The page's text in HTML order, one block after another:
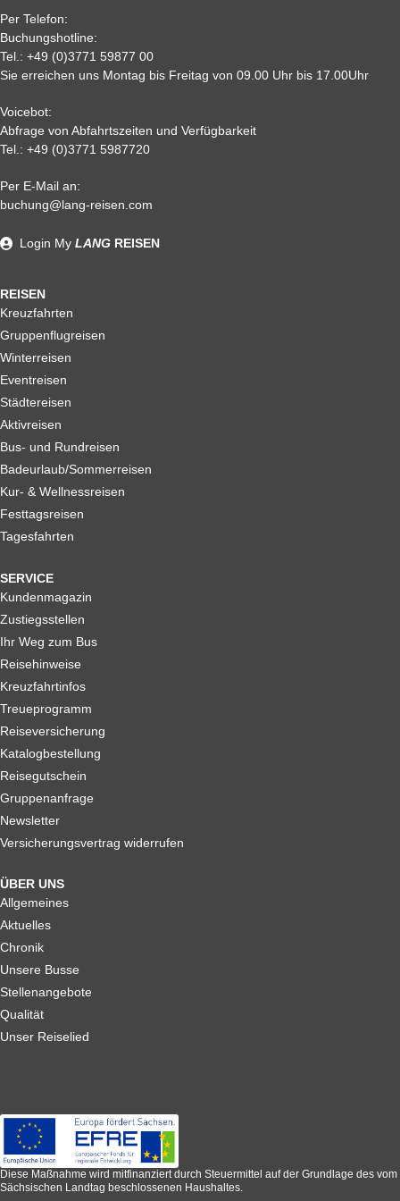
Alle weiteren Stronierungsbedingungen entnehmen Sie bitte
Reiserücktrittskostenversicherung
Per Telefon:
Buchungshotline:
Tel.: +49 (0)3771 59877 00
Sie erreichen uns Montag bis Freitag von 09.00 Uhr bis 17.00Uhr
Voicebot:
Abfrage von Abfahrtszeiten und Verfügbarkeit
Tel.: +49 (0)3771 5987720
Per E-Mail an:
buchung@lang-reisen.com
REISEN
Kreuzfahrten
Gruppenflugreisen
Winterreisen
Eventreisen
Städtereisen
Aktivreisen
Bus- und Rundreisen
Badeurlaub/Sommerreisen
Kur- & Wellnessreisen
Festtagsreisen
Tagesfahrten
SERVICE
Kundenmagazin
Zustiegsstellen
Ihr Weg zum Bus
Reisehinweise
Kreuzfahrtinfos
Treueprogramm
Reiseversicherung
Katalogbestellung
Reisegutschein
Gruppenanfrage
Newsletter
Versicherungsvertrag widerrufen
ÜBER UNS
Allgemeines
Aktuelles
Chronik
Unsere Busse
Stellenangebote
Qualität
Unser Reiselied
Login My LANG REISEN
Diese Maßnahme wird mitfinanziert durch Steuermittel auf der Grundlage des vom
Sächsischen Landtag beschlossenen Haushaltes.